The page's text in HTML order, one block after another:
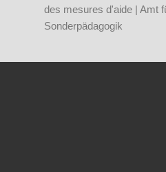
des mesures d'aide | Amt
Sonderpädagogik